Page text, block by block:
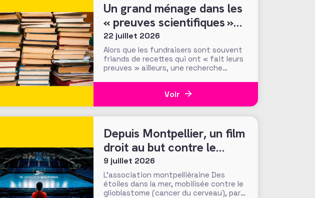
Un grand ménage dans les
« preuves scientifiques »
d’efficacité des méthodes
et tactiques de collecte…
22 juillet 2026
Alors que les fundraisers sont souvent
friands de recettes qui ont « fait leurs
preuves » ailleurs, une recherche
pose une question cruciale : la
Voir
Depuis Montpellier, un film
droit au but contre le
cancer du cerveau
9 juillet 2026
L’association montpelliéraine Des
étoiles dans la mer, mobilisée contre le
glioblastome (cancer du cerveau), part